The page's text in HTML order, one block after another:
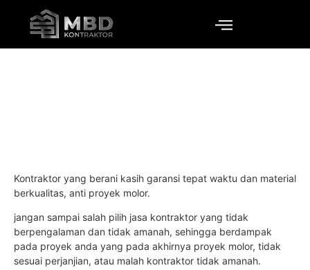
Kontraktor yang berani kasih garansi tepat waktu dan material
berkualitas, anti proyek molor.
jangan sampai salah pilih jasa kontraktor yang tidak
berpengalaman dan tidak amanah, sehingga berdampak
pada proyek anda yang pada akhirnya proyek molor, tidak
sesuai perjanjian, atau malah kontraktor tidak amanah.